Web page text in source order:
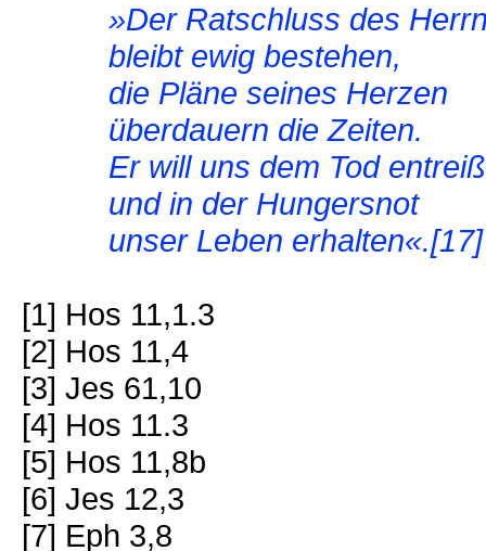
»Der Ratschluss des
bleibt ewig bestehen,
die Pläne seines Herzen
überdauern die Zeiten.
Er will uns dem Tod
und in der Hungersnot
unser Leben erhalten«.[17]
[1] Hos 11,1.3
[2] Hos 11,4
[3] Jes 61,10
[4] Hos 11.3
[5] Hos 11,8b
[6] Jes 12,3
[7] Eph 3,8